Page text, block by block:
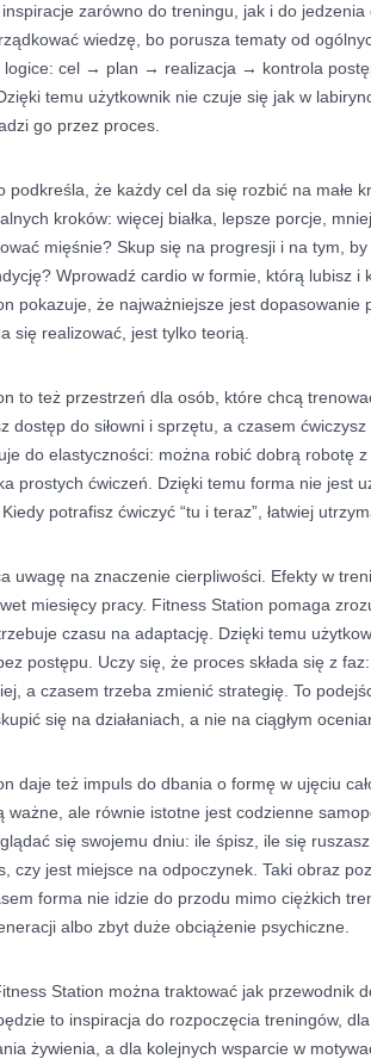
zarówno do treningu, jak i do
wiedzę, bo porusza tematy od
logice: cel → plan → realizacja → kontrola
temu użytkownik nie czuje się jak w
go przez proces.
podkreśla, że każdy cel da się rozbić na małe
kroków: więcej białka, lepsze porcje,
mięśnie? Skup się na progresji i na tym, by
Wprowadź cardio w formie, którą lubisz i
pokazuje, że najważniejsze jest dopasowanie
się realizować, jest tylko teorią.
to też przestrzeń dla osób, które chcą
dostęp do siłowni i sprzętu, a czasem
do elastyczności: można robić dobrą robotę
prostych ćwiczeń. Dzięki temu forma nie jest
potrafisz ćwiczyć “tu i teraz”, łatwiej
uwagę na znaczenie cierpliwości. Efekty w
miesięcy pracy. Fitness Station pomaga
czasu na adaptację. Dzięki temu
postępu. Uczy się, że proces składa się z
a czasem trzeba zmienić strategię. To
się na działaniach, a nie na ciągłym
daje też impuls do dbania o formę w ujęciu
ważne, ale równie istotne jest codzienne
się swojemu dniu: ile śpisz, ile się
czy jest miejsce na odpoczynek. Taki obraz
forma nie idzie do przodu mimo ciężkich
albo zbyt duże obciążenie psychiczne.
Station można traktować jak przewodnik
to inspiracja do rozpoczęcia treningów,
żywienia, a dla kolejnych wsparcie w